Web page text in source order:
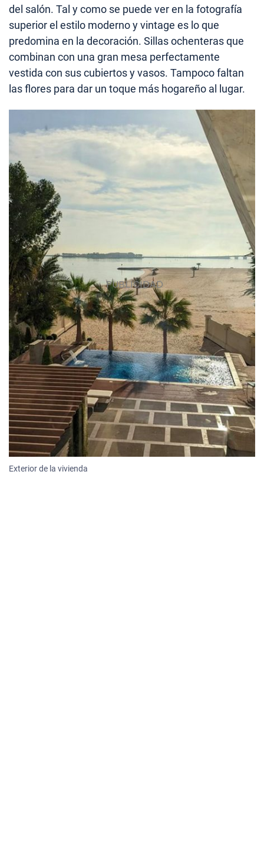
del salón. Tal y como se puede ver en la fotografía
superior el estilo moderno y vintage es lo que
predomina en la decoración. Sillas ochenteras que
combinan con una gran mesa perfectamente
vestida con sus cubiertos y vasos. Tampoco faltan
las flores para dar un toque más hogareño al lugar.
Exterior de la vivienda